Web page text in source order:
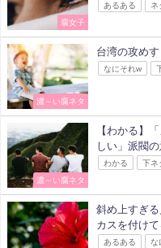
腐女子
あるある ネ
濃～い腐ネタ
台湾の攻め
なにそれw
濃～い腐ネタ
【わかる】
しい」派閥の
わかる 下ネ
斜め上すぎ
カスを付けて
あるある な